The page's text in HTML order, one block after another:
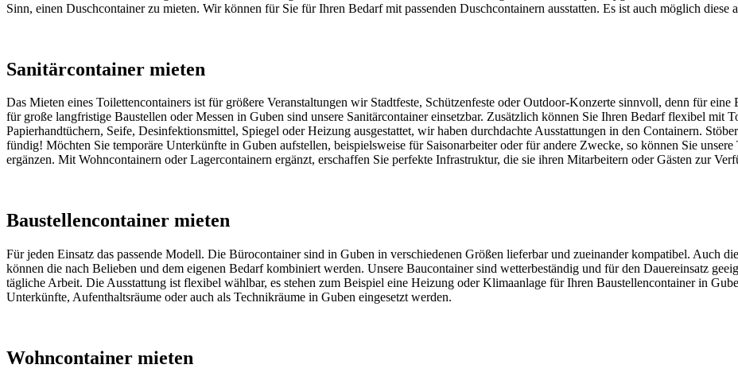
Sinn, einen Duschcontainer zu mieten. Wir können für Sie für Ihren Bedarf mit passenden Duschcontainern ausstatten. Es ist auch möglich diese
Sanitärcontainer mieten
Das Mieten eines Toilettencontainers ist für größere Veranstaltungen wir Stadtfeste, Schützenfeste oder Outdoor-Konzerte sinnvoll, denn für eine
für große langfristige Baustellen oder Messen in Guben sind unsere Sanitärcontainer einsetzbar. Zusätzlich können Sie Ihren Bedarf flexibel mit
Papierhandtüchern, Seife, Desinfektionsmittel, Spiegel oder Heizung ausgestattet, wir haben durchdachte Ausstattungen in den Containern.
fündig! Möchten Sie temporäre Unterkünfte in Guben aufstellen, beispielsweise für Saisonarbeiter oder für andere Zwecke, so können Sie
ergänzen. Mit Wohncontainern oder Lagercontainern ergänzt, erschaffen Sie perfekte Infrastruktur, die sie ihren Mitarbeitern oder Gästen zur
Baustellencontainer mieten
Für jeden Einsatz das passende Modell. Die Bürocontainer sind in Guben in verschiedenen Größen lieferbar und zueinander kompatibel. Auch
können die nach Belieben und dem eigenen Bedarf kombiniert werden. Unsere Baucontainer sind wetterbeständig und für den Dauereinsatz
tägliche Arbeit. Die Ausstattung ist flexibel wählbar, es stehen zum Beispiel eine Heizung oder Klimaanlage für Ihren Baustellencontainer in
Unterkünfte, Aufenthaltsräume oder auch als Technikräume in Guben eingesetzt werden.
Wohncontainer mieten